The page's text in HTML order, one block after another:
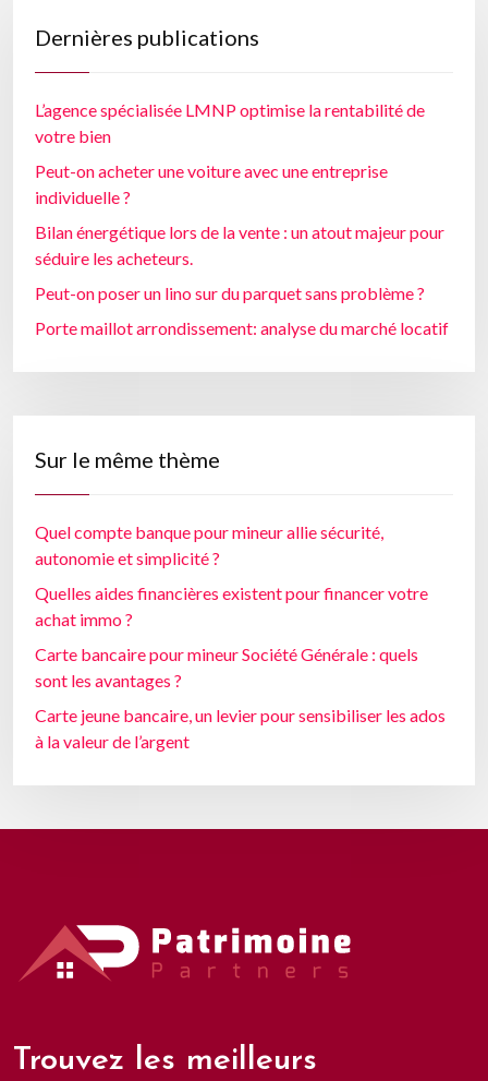
Dernières publications
L’agence spécialisée LMNP optimise la rentabilité de
votre bien
Peut-on acheter une voiture avec une entreprise
individuelle ?
Bilan énergétique lors de la vente : un atout majeur pour
séduire les acheteurs.
Peut-on poser un lino sur du parquet sans problème ?
Porte maillot arrondissement: analyse du marché locatif
Sur le même thème
Quel compte banque pour mineur allie sécurité,
autonomie et simplicité ?
Quelles aides financières existent pour financer votre
achat immo ?
Carte bancaire pour mineur Société Générale : quels
sont les avantages ?
Carte jeune bancaire, un levier pour sensibiliser les ados
à la valeur de l’argent
Trouvez les meilleurs